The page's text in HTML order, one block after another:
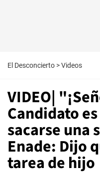
El Desconcierto >Videos
VIDEO|
Candidato
sacarse una
Enade: Dijo
tarea de hijo